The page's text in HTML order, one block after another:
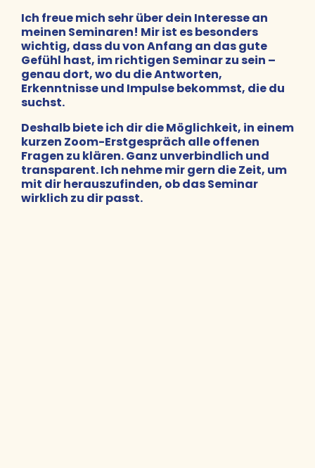
Ich freue mich sehr über dein Interesse an
meinen Seminaren! Mir ist es besonders
wichtig, dass du von Anfang an dasgute
Gefühl hast, im richtigen Seminar zu sein –
genau dort, wo du die Antworten,
Erkenntnisse und Impulse bekommst, die du
suchst.
Deshalb biete ich dir die Möglichkeit, in einem
kurzen Zoom-Erstgespräch alle offenen
Fragen zu klären. Ganz unverbindlich und
transparent. Ich nehme mir gern die Zeit, um
mit dir herauszufinden, ob das Seminar
wirklich zu dir passt.